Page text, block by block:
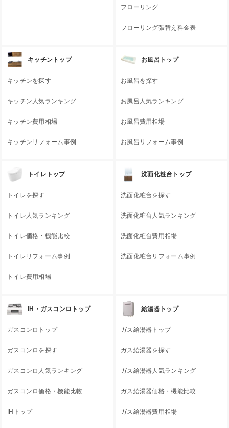
フローリング
フローリング張替え料金表
キッチントップ
キッチンを探す
キッチン人気ランキング
キッチン費用相場
キッチンリフォーム事例
お風呂トップ
お風呂を探す
お風呂人気ランキング
お風呂費用相場
お風呂リフォーム事例
トイレトップ
トイレを探す
トイレ人気ランキング
トイレ価格・機能比較
トイレリフォーム事例
トイレ費用相場
洗面化粧台トップ
洗面化粧台を探す
洗面化粧台人気ランキング
洗面化粧台費用相場
洗面化粧台リフォーム事例
IH・ガスコンロトップ
ガスコンロトップ
ガスコンロを探す
ガスコンロ人気ランキング
ガスコンロ価格・機能比較
IHトップ
給湯器トップ
ガス給湯器トップ
ガス給湯器を探す
ガス給湯器人気ランキング
ガス給湯器価格・機能比較
ガス給湯器費用相場